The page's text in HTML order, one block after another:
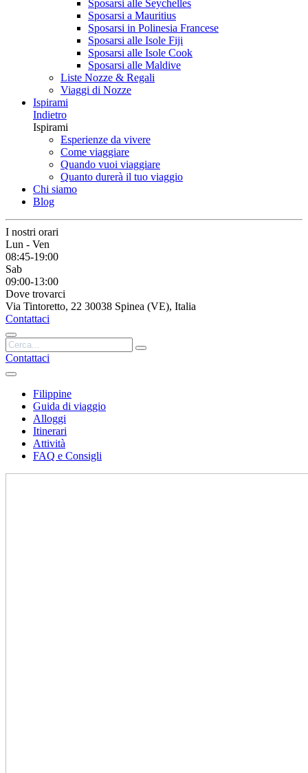
Sposarsi alle Seychelles
Sposarsi a Mauritius
Sposarsi in Polinesia Francese
Sposarsi alle Isole Fiji
Sposarsi alle Isole Cook
Sposarsi alle Maldive
Liste Nozze & Regali
Viaggi di Nozze
Ispirami
Indietro
Ispirami
Esperienze da vivere
Come viaggiare
Quando vuoi viaggiare
Quanto durerà il tuo viaggio
Chi siamo
Blog
I nostri orari
Lun - Ven
08:45-19:00
Sab
09:00-13:00
Dove trovarci
Via Tintoretto, 22 30038 Spinea (VE), Italia
Contattaci
Contattaci
Filippine
Guida di viaggio
Alloggi
Itinerari
Attività
FAQ e Consigli